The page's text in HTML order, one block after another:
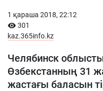
1 қараша 2018, 22:12
301
kaz.365info.kz
Челябинск
Өзбекстанның 31
жастағы баласын